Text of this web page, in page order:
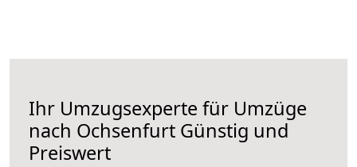
Ihr Umzugsexperte für Umzüge
nach Ochsenfurt Günstig und
Preiswert